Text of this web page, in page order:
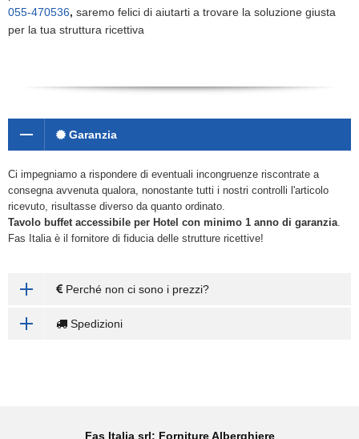
055-470536, saremo felici di aiutarti a trovare la soluzione giusta
per la tua struttura ricettiva
Garanzia
Ci impegniamo a rispondere di eventuali incongruenze riscontrate a
consegna avvenuta qualora, nonostante tutti i nostri controlli l'articolo
ricevuto, risultasse diverso da quanto ordinato.
Tavolo buffet accessibile per Hotel con minimo 1 anno di garanzia.
Fas Italia è il fornitore di fiducia delle strutture ricettive!
Perché non ci sono i prezzi?
Spedizioni
Fas Italia srl: Forniture Alberghiere